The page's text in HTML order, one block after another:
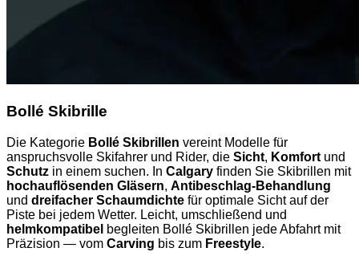
Bollé Skibrille
Die Kategorie Bollé Skibrillen vereint Modelle für
anspruchsvolle Skifahrer und Rider, die Sicht, Komfort und
Schutz in einem suchen. In Calgary finden Sie Skibrillen mit
hochauflösenden Gläsern, Antibeschlag-Behandlung
und dreifacher Schaumdichte für optimale Sicht auf der
Piste bei jedem Wetter. Leicht, umschließend und
helmkompatibel begleiten Bollé Skibrillen jede Abfahrt mit
Präzision — vom Carving bis zum Freestyle.